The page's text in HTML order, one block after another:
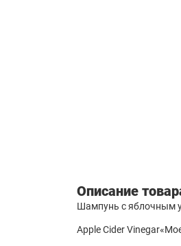
Описание
Шампунь с яблочным
Apple Cider